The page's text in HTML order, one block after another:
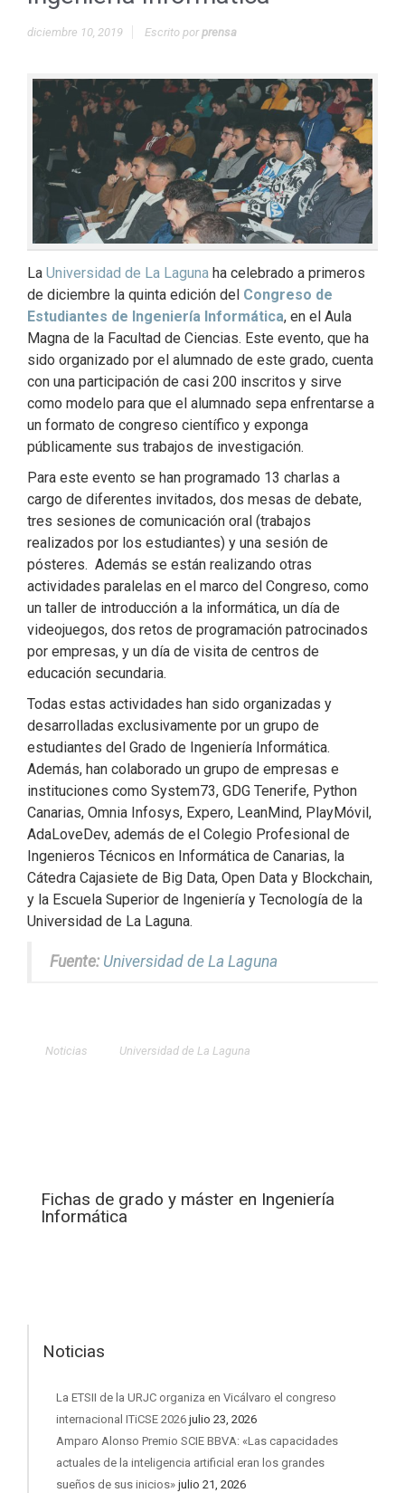
diciembre 10, 2019 Escrito porprensa
La Universidad de La Laguna ha celebrado a primeros
de diciembre la quinta edición del Congreso de
Estudiantes de Ingeniería Informática, en el Aula
Magna de la Facultad de Ciencias. Este evento, que ha
sido organizado por el alumnado de este grado, cuenta
con una participación de casi 200 inscritos y sirve
como modelo para que el alumnado sepa enfrentarse a
un formato de congreso científico y exponga
públicamente sus trabajos de investigación.
Para este evento se han programado 13 charlas a
cargo de diferentes invitados, dos mesas de debate,
tres sesiones de comunicación oral (trabajos
realizados por los estudiantes) y una sesión de
pósteres. Además se están realizando otras
actividades paralelas en el marco del Congreso, como
un taller de introducción a la informática, un día de
videojuegos, dos retos de programación patrocinados
por empresas, y un día de visita de centros de
educación secundaria.
Todas estas actividades han sido organizadas y
desarrolladas exclusivamente por un grupo de
estudiantes del Grado de Ingeniería Informática.
Además, han colaborado un grupo de empresas e
instituciones como System73, GDG Tenerife, Python
Canarias, Omnia Infosys, Expero, LeanMind, PlayMóvil,
AdaLoveDev, además de el Colegio Profesional de
Ingenieros Técnicos en Informática de Canarias, la
Cátedra Cajasiete de Big Data, Open Data y Blockchain,
y la Escuela Superior de Ingeniería y Tecnología de la
Universidad de La Laguna.
Fuente: Universidad de La Laguna
Noticias Universidad de La Laguna
Fichas de grado y máster en Ingeniería
Informática
Noticias
La ETSII de la URJC organiza en Vicálvaro el congreso
internacional ITiCSE 2026 julio 23, 2026
Amparo Alonso Premio SCIE BBVA: «Las capacidades
actuales de la inteligencia artificial eran los grandes
sueños de sus inicios» julio 21, 2026